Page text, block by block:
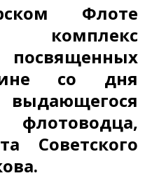
Флоте
со дня
флотоводца,
Советского